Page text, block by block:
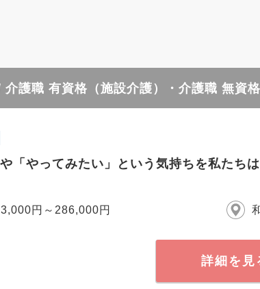
護職 有資格（施設介護）・介護職 無資格
「やってみたい」という気持ちを私たち
円～286,000円
詳細を見